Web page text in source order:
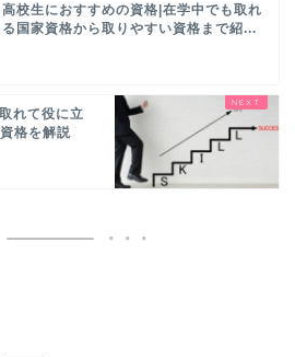
高校生におすすめの資格|在学中でも取れ
る国家資格から取りやすい資格まで紹...
れて役に立
格を解説